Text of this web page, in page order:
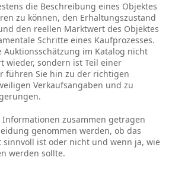
die Beschreibung eines Objektes
zu können, den Erhaltungszustand
den reellen Marktwert des Objektes
Schritte eines Kaufprozesses.
Auktionsschätzung im Katalog nicht
wieder, sondern ist Teil einer
führen Sie hin zu der richtigen
Verkaufsangaben und zu
zusammen getragen
genommen werden, ob das
sinnvoll ist oder nicht und wenn ja, wie
werden sollte.